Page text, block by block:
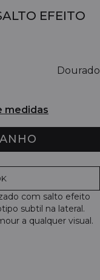
EFEITO
Dourado
medidas
com salto efeito
subtil na lateral.
a qualquer visual.